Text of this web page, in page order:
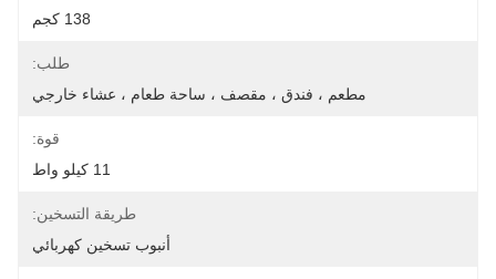
138 كجم
طلب:
مطعم ، فندق ، مقصف ، ساحة طعام ، عشاء خارجي
قوة:
11 كيلو واط
طريقة التسخين:
أنبوب تسخين كهربائي